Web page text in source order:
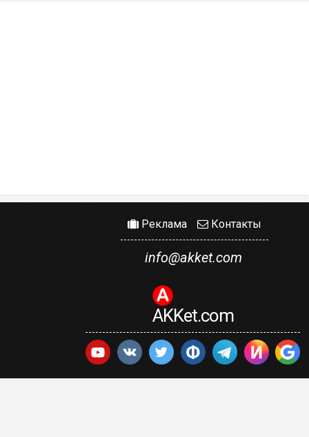
Реклама Контакты
info@akket.com
AKKet.com